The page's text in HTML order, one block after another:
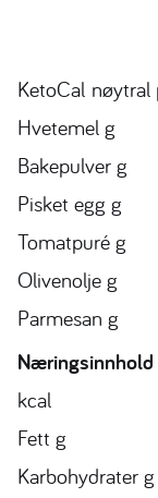
KetoCal nøytral
Hvetemel g
Bakepulver g
Pisket egg g
Tomatpuré g
Olivenolje g
Parmesan g
Næringsinnhold
kcal
Fett g
Karbohydrater g